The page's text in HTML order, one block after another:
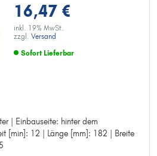
16,47 €
inkl. 19% MwSt.
zzgl. Versand
Sofort Lieferbar
| Einbauseite: hinter dem
[min]: 12 | Länge [mm]: 182 | Breite